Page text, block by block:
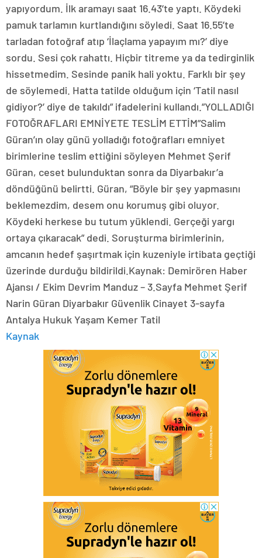
yapıyordum. İlk aramayı saat 16.43’te yaptı. Köydeki
pamuk tarlamın kurtlandığını söyledi. Saat 16.55’te
tarladan fotoğraf atıp ‘İlaçlama yapayım mı?’ diye
sordu. Sesi çok rahattı. Hiçbir titreme ya da tedirginlik
hissetmedim. Sesinde panik hali yoktu. Farklı bir şey
de söylemedi. Hatta tatilde olduğum için ‘Tatil nasıl
gidiyor?’ diye de takıldı” ifadelerini kullandı.”YOLLADIĞI
FOTOĞRAFLARI EMNİYETE TESLİM ETTİM”Salim
Güran’ın olay günü yolladığı fotoğrafları emniyet
birimlerine teslim ettiğini söyleyen Mehmet Şerif
Güran, ceset bulunduktan sonra da Diyarbakır’a
döndüğünü belirtti. Güran, “Böyle bir şey yapmasını
beklemezdim, desem onu korumuş gibi oluyor.
Köydeki herkese bu tutum yüklendi. Gerçeği yargı
ortaya çıkaracak” dedi. Soruşturma birimlerinin,
amcanın hedef şaşırtmak için kuzeniyle irtibata geçtiği
üzerinde durduğu bildirildi.Kaynak: Demirören Haber
Ajansı / Ekim Devrim Manduz – 3.Sayfa Mehmet Şerif
Narin Güran Diyarbakır Güvenlik Cinayet 3-sayfa
Antalya Hukuk Yaşam Kemer Tatil
Kaynak